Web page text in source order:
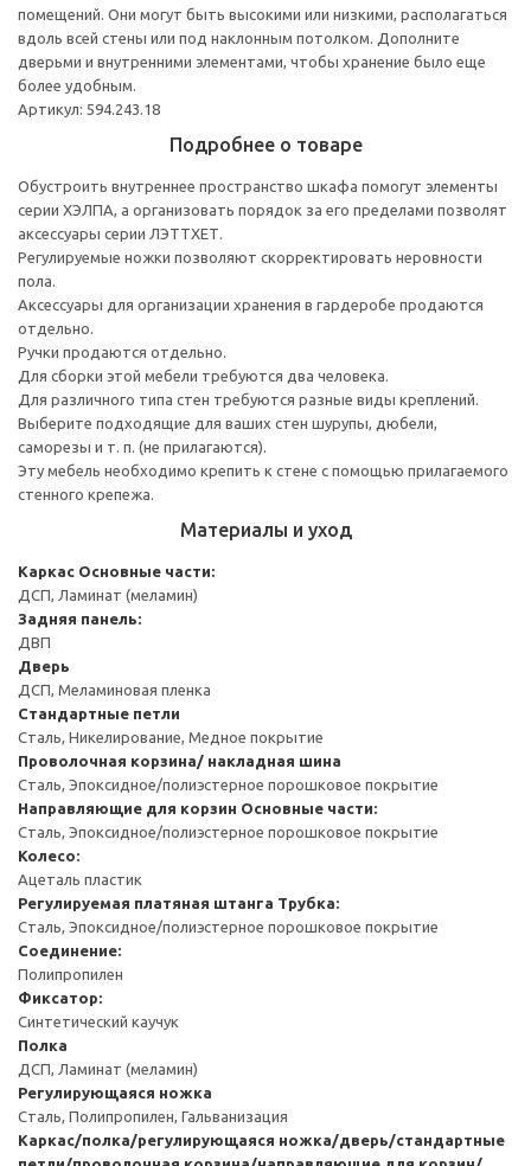
помещений. Они могут быть высокими или низкими, располагаться
вдоль всей стены или под наклонным потолком. Дополните
дверьми и внутренними элементами, чтобы хранение было еще
более удобным.
Артикул: 594.243.18
Подробнее о товаре
Обустроить внутреннее пространство шкафа помогут элементы
серии ХЭЛПА, а организовать порядок за его пределами позволят
аксессуары серии ЛЭТТХЕТ.
Регулируемые ножки позволяют скорректировать неровности
пола.
Аксессуары для организации хранения в гардеробе продаются
отдельно.
Ручки продаются отдельно.
Для сборки этой мебели требуются два человека.
Для различного типа стен требуются разные виды креплений.
Выберите подходящие для ваших стен шурупы, дюбели,
саморезы и т. п. (не прилагаются).
Эту мебель необходимо крепить к стене с помощью прилагаемого
стенного крепежа.
Материалы и уход
Каркас Основные части:
ДСП, Ламинат (меламин)
Задняя панель:
ДВП
Дверь
ДСП, Меламиновая пленка
Стандартные петли
Сталь, Никелирование, Медное покрытие
Проволочная корзина/ накладная шина
Сталь, Эпоксидное/полиэстерное порошковое покрытие
Направляющие для корзин Основные части:
Сталь, Эпоксидное/полиэстерное порошковое покрытие
Колесо:
Ацеталь пластик
Регулируемая платяная штанга Трубка:
Сталь, Эпоксидное/полиэстерное порошковое покрытие
Соединение:
Полипропилен
Фиксатор:
Синтетический каучук
Полка
ДСП, Ламинат (меламин)
Регулирующаяся ножка
Сталь, Полипропилен, Гальванизация
Каркас/полка/регулирующаяся ножка/дверь/стандартные